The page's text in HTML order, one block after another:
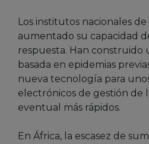
Los institutos nacionales
aumentado su capacidad
respuesta. Han construido
basada en epidemias
nueva tecnología para
electrónicos de gestión de
eventual más rápidos.
En África, la escasez de